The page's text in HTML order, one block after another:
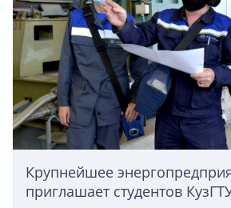
Крупнейшее
приглашает студентов